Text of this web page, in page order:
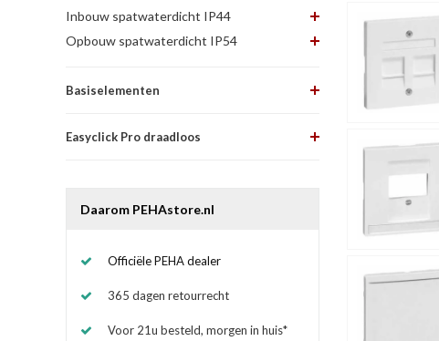
Inbouw spatwaterdicht IP44
Opbouw spatwaterdicht IP54
Basiselementen
Easyclick Pro draadloos
Daarom PEHAstore.nl
Officiële PEHA dealer
365 dagen retourrecht
Voor 21u besteld, morgen in huis*